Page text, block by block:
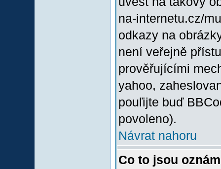
na-internetu.cz/
odkazy na
není veřejně
prověřujícími
yahoo,
pouľijte buď
povoleno).
Návrat nahoru
Co to jsou